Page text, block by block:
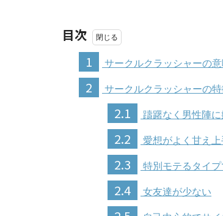
目次
1
サークルクラッシャーの
2 サークルクラッシャーの特
2.1 躊躇なく男性陣に
2.2 愛想がよく甘え上
2.3 特別モテるタイ
2.4 女友達が少ない